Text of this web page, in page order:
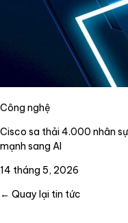
Công nghệ
Cisco sa thải 4.000 nhân
mạnh sang AI
14 tháng 5, 2026
← Quay lại tin tức